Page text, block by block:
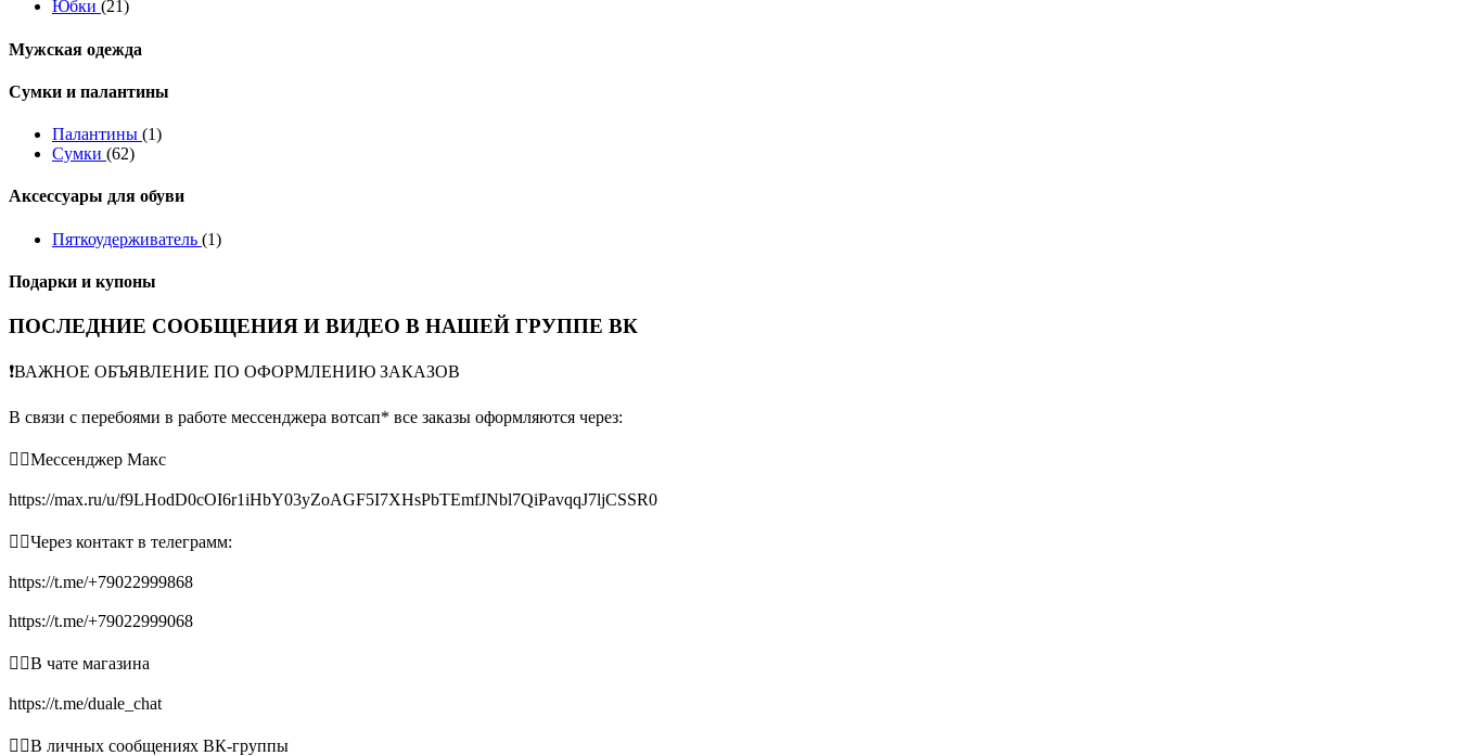
Юбки (21)
Мужская одежда
Сумки и палантины
Палантины (1)
Сумки (62)
Аксессуары для обуви
Пяткоудерживатель (1)
Подарки и купоны
ПОСЛЕДНИЕ СООБЩЕНИЯ И ВИДЕО В НАШЕЙ ГРУППЕ ВК
❗️ВАЖНОЕ ОБЪЯВЛЕНИЕ ПО ОФОРМЛЕНИЮ ЗАКАЗОВ
В связи с перебоями в работе мессенджера вотсап* все заказы оформляются через:
👉🏻Мессенджер Макс
https://max.ru/u/f9LHodD0cOI6r1iHbY03yZoAGF5I7XHsPbTEmfJNbl7QiPavqqJ7ljCSSR0
👉🏻Через контакт в телеграмм:
https://t.me/+79022999868
https://t.me/+79022999068
👉🏻В чате магазина
https://t.me/duale_chat
👉🏻В личных сообщениях ВК-группы